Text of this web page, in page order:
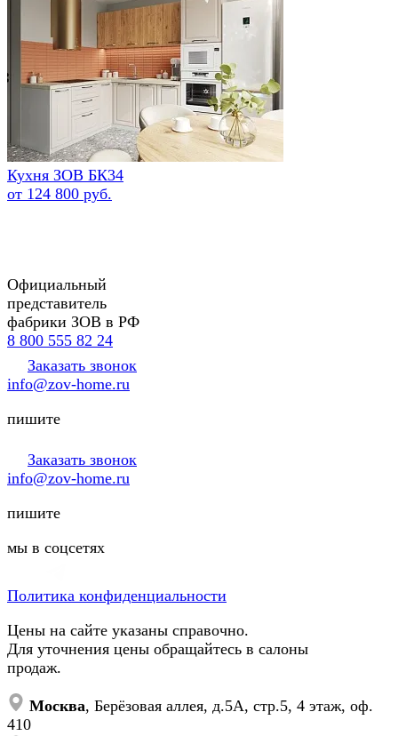
Кухня ЗОВ БК34
от 124 800 руб.
Официальный
представитель
фабрики ЗОВ в РФ
8 800 555 82 24
Заказать звонок
info@zov-home.ru
пишите
Заказать звонок
info@zov-home.ru
пишите
мы в соцсетях
Политика конфиденциальности
Цены на сайте указаны справочно.
Для уточнения цены обращайтесь в салоны
продаж.
Москва, Берёзовая аллея, д.5А, стр.5, 4 этаж, оф.
410